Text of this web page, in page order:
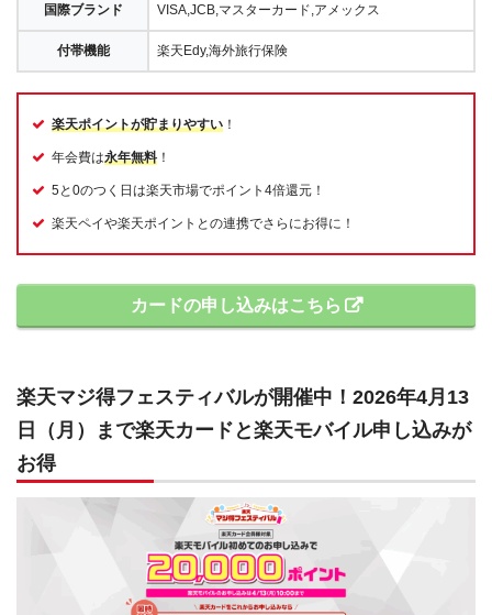
国際ブランド VISA,JCB,マスターカード,アメックス
付帯機能 楽天Edy,海外旅行保険
楽天ポイントが貯まりやすい ！
年会費は永年無料 ！
5と0のつく日は楽天市場でポイント4倍還元！
楽天ペイや楽天ポイントとの連携でさらにお得に！
カードの申し込みはこちら
楽天マジ得フェスティバルが開催中！2026年4月13
日（月）まで楽天カードと楽天モバイル申し込みが
お得